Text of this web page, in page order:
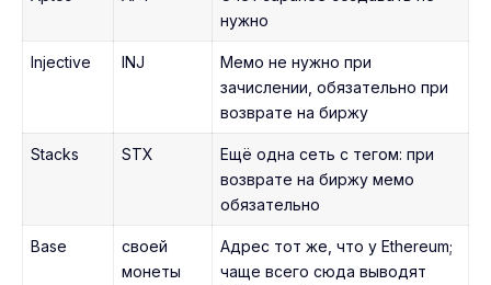
нужно
Injective INJ
Мемо не нужно при
зачислении, обязательно при
возврате на биржу
Stacks STX
Ещё одна сеть с тегом: при
возврате на биржу мемо
обязательно
Base
своей
монеты
Адрес тот же, что у Ethereum;
чаще всего сюда выводят